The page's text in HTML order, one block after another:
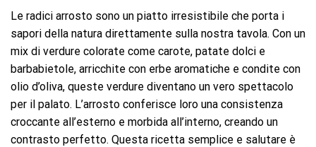
Le radici arrosto sono un piatto irresistibile che porta i
sapori della natura direttamente sulla nostra tavola. Con un
mix di verdure colorate come carote, patate dolci e
barbabietole, arricchite con erbe aromatiche e condite con
olio d’oliva, queste verdure diventano un vero spettacolo
per il palato. L’arrosto conferisce loro una consistenza
croccante all’esterno e morbida all’interno, creando un
contrasto perfetto. Questa ricetta semplice e salutare è